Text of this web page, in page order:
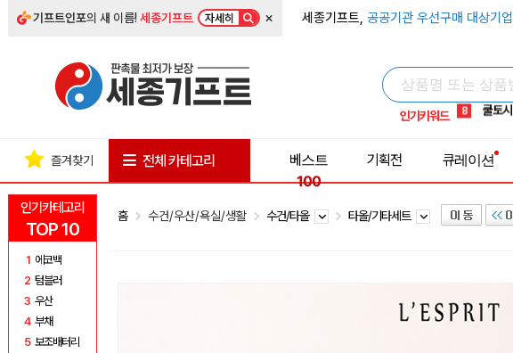
기프트인포의 새 이름!세종기프트 자세히 × 세종기프트, 공공기관 우선구매 대상기업
인기키워드
5 키캡
8 쿨토시
9 넥쿨러
1 선풍기
인기카테고리
TOP 10
1 에코백
2 텀블러
3 우산
4 부채
5 보조배터리
즐겨찾기 전체 카테고리
베스트
100
기획전 큐레이션
홈 수건/우산/욕실/생활 수건/타올 타올/기타세트